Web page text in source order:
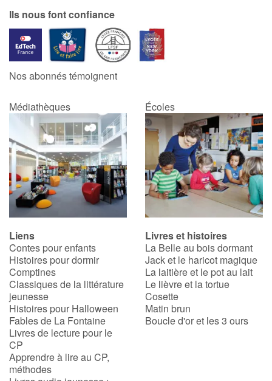
Famille
Écoles
Blog
Actualités
Par thématique
Rencontres et témoignages
Contes d'ici et d'ailleurs
Autour de la lecture
Apprendre à lire
Livre audio
Ils nous font confiance
Nos abonnés témoignent
Médiathèques Écoles
Liens
Contes pour enfants
Histoires pour dormir
Comptines
Classiques de la littérature
jeunesse
Histoires pour Halloween
Fables de La Fontaine
Livres de lecture pour le
CP
Apprendre à lire au CP,
méthodes
Livres et histoires
La Belle au bois dormant
Jack et le haricot magique
La laitière et le pot au lait
Le lièvre et la tortue
Cosette
Matin brun
Boucle d'or et les 3 ours